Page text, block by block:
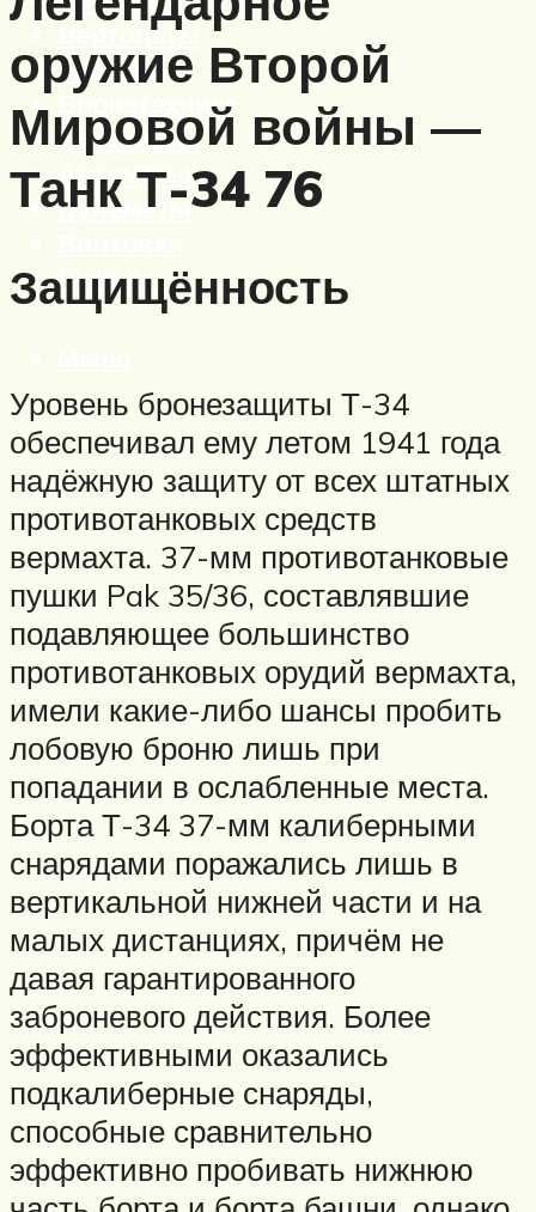
Вертолеты
Корабли
Бронетехника
Пистолеты
Автоматы
Пулеметы
Ружья
оружие Второй
Мировой войны —
Танк Т-34 76
Защищённость
Уровень бронезащиты Т-34
обеспечивал ему летом 1941 года
надёжную защиту от всех штатных
противотанковых средств
вермахта. 37-мм противотанковые
пушки Pak 35/36, составлявшие
подавляющее большинство
противотанковых орудий вермахта,
имели какие-либо шансы пробить
лобовую броню лишь при
попадании в ослабленные места.
Борта Т-34 37-мм калиберными
снарядами поражались лишь в
вертикальной нижней части и на
малых дистанциях, причём не
давая гарантированного
заброневого действия. Более
эффективными оказались
подкалиберные снаряды,
способные сравнительно
эффективно пробивать нижнюю